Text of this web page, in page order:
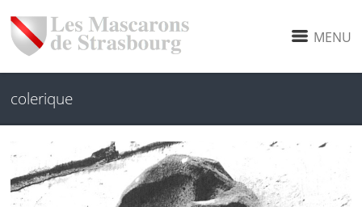
MENU
colerique